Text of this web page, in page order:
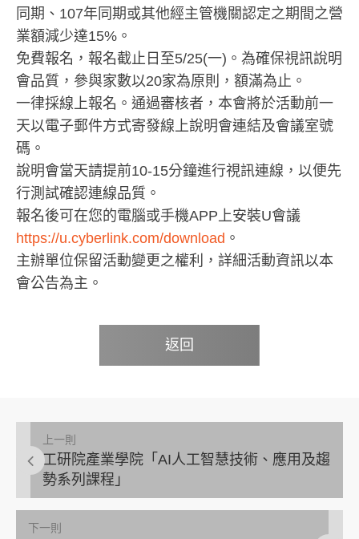
同期、107年同期或其他經主管機關認定之期間之營
業額減少達15%。
免費報名，報名截止日至5/25(一)。為確保視訊說明
會品質，參與家數以20家為原則，額滿為止。
一律採線上報名。通過審核者，本會將於活動前一
天以電子郵件方式寄發線上說明會連結及會議室號
碼。
說明會當天請提前10-15分鐘進行視訊連線，以便先
行測試確認連線品質。
報名後可在您的電腦或手機APP上安裝U會議
https://u.cyberlink.com/download 。
主辦單位保留活動變更之權利，詳細活動資訊以本
會公告為主。
返回
上一則
工研院產業學院「AI人工智慧技術、應用及趨
勢系列課程」
下一則